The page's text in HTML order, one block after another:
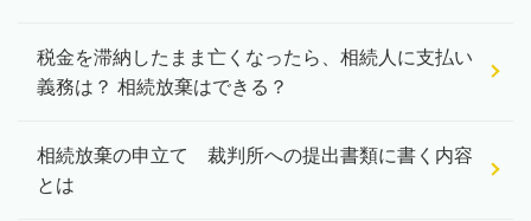
税金を滞納したまま亡くなったら、相続人に支払い
義務は？ 相続放棄はできる？
相続放棄の申立て 裁判所への提出書類に書く内容
とは